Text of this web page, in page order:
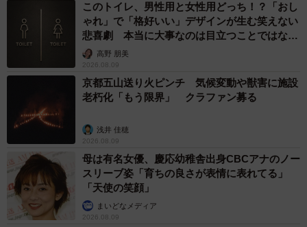
このトイレ、男性用と女性用どっち！？「おし
ゃれ」で「格好いい」デザインが生む笑えない
悲喜劇 本当に大事なのは目立つことではな
く…高野 朋美
2026.08.09
京都五山送り火ピンチ 気候変動や獣害に施設
老朽化「もう限界」 クラファン募る
浅井 佳穂
2026.08.09
母は有名女優、慶応幼稚舎出身CBCアナのノー
スリーブ姿「育ちの良さが表情に表れてる」
「天使の笑顔」
まいどなメディア
2026.08.09